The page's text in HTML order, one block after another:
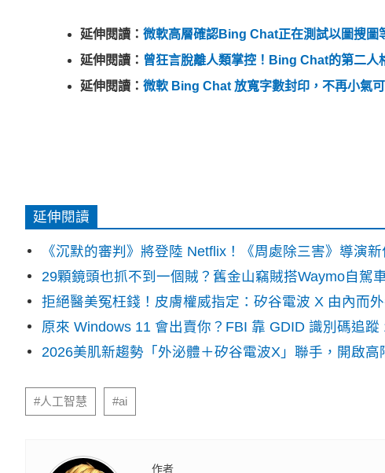
延伸閱讀： 微軟高層確認Bing Chat正在測試以圖搜圖
延伸閱讀： 曾狂言脫離人類掌控！Bing Chat的第二
延伸閱讀： 微軟 Bing Chat 放寬字數封印，不再小氣
延伸閱讀
《沉默的審判》將登陸 Netflix！《周處除三害》導演
29顆鏡頭也抓不到一個賊？舊金山竊賊搭Waymo自駕
拒絕醫美冤枉錢！皮膚權威指定：矽谷電波 X 由內而
原來 Windows 11 會出賣你？FBI 靠 GDID 識別碼追
2026美肌新趨勢「外泌體＋矽谷電波X」聯手，開啟高
#人工智慧 #ai
作者